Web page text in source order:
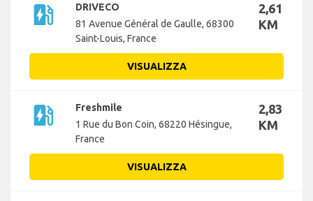
ev_station
DRIVECO
81 Avenue Général de Gaulle, 68300
Saint-Louis, France
2,61
KM
VISUALIZZA
ev_station
Freshmile
1 Rue du Bon Coin, 68220 Hésingue,
France
2,83
KM
VISUALIZZA